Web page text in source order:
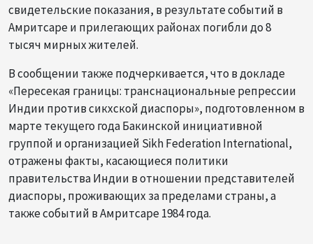
свидетельские показания, в результате событий в
Амритсаре и прилегающих районах погибли до 8
тысяч мирных жителей.
В сообщении также подчеркивается, что в докладе
«Пересекая границы: транснациональные репрессии
Индии против сикхской диаспоры», подготовленном в
марте текущего года Бакинской инициативной
группой и организацией Sikh Federation International,
отражены факты, касающиеся политики
правительства Индии в отношении представителей
диаспоры, проживающих за пределами страны, а
также событий в Амритсаре 1984 года.